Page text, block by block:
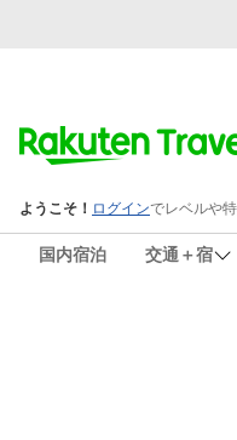
国内宿泊 交通＋宿